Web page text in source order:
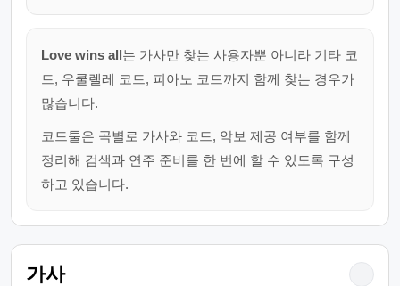
Love wins all는 가사만 찾는 사용자뿐 아니라 기타 코
드, 우쿨렐레 코드, 피아노 코드까지 함께 찾는 경우가
많습니다.
코드툴은 곡별로 가사와 코드, 악보 제공 여부를 함께
정리해 검색과 연주 준비를 한 번에 할 수 있도록 구성
하고 있습니다.
가사 −